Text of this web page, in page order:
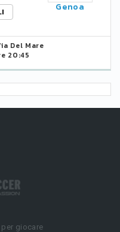
Genoa
Del Mare
20:45
giocare